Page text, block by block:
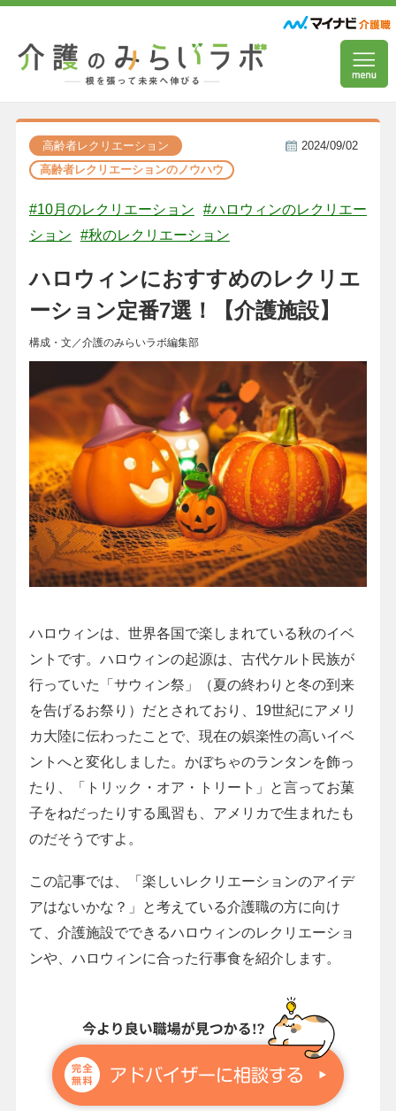
高齢者レクリエーション
高齢者レクリエーションのノウハウ
2024/09/02
#10月のレクリエーション
#ハロウィンのレクリエー
ション
#秋のレクリエーション
ハロウィンにおすすめのレクリエ
ーション定番7選！【介護施設】
構成・文／介護のみらいラボ編集部
ハロウィンは、世界各国で楽しまれている秋のイベ
ントです。ハロウィンの起源は、古代ケルト民族が
行っていた「サウィン祭」（夏の終わりと冬の到来
を告げるお祭り）だとされており、19世紀にアメリ
カ大陸に伝わったことで、現在の娯楽性の高いイベ
ントへと変化しました。かぼちゃのランタンを飾っ
たり、「トリック・オア・トリート」と言ってお菓
子をねだったりする風習も、アメリカで生まれたも
のだそうですよ。
この記事では、「楽しいレクリエーションのアイデ
アはないかな？」と考えている介護職の方に向け
て、介護施設でできるハロウィンのレクリエーショ
ンや、ハロウィンに合った行事食を紹介します。